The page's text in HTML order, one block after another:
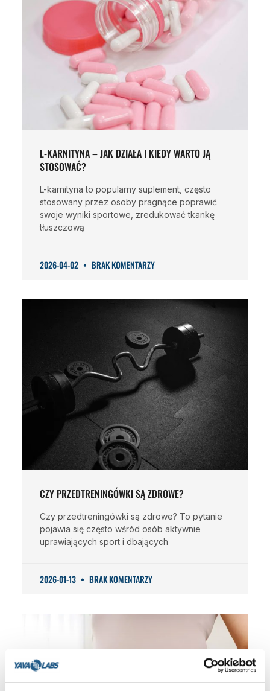
L-KARNITYNA – JAK DZIAŁA I KIEDY WARTO JĄ
STOSOWAĆ?
L-karnityna to popularny suplement, często
stosowany przez osoby pragnące poprawić
swoje wyniki sportowe, zredukować tkankę
tłuszczową
2026-04-02 BRAK KOMENTARZY
CZY PRZEDTRENINGÓWKI SĄ ZDROWE?
Czy przedtreningówki są zdrowe? To pytanie
pojawia się często wśród osób aktywnie
uprawiających sport i dbających
2026-01-13 BRAK KOMENTARZY